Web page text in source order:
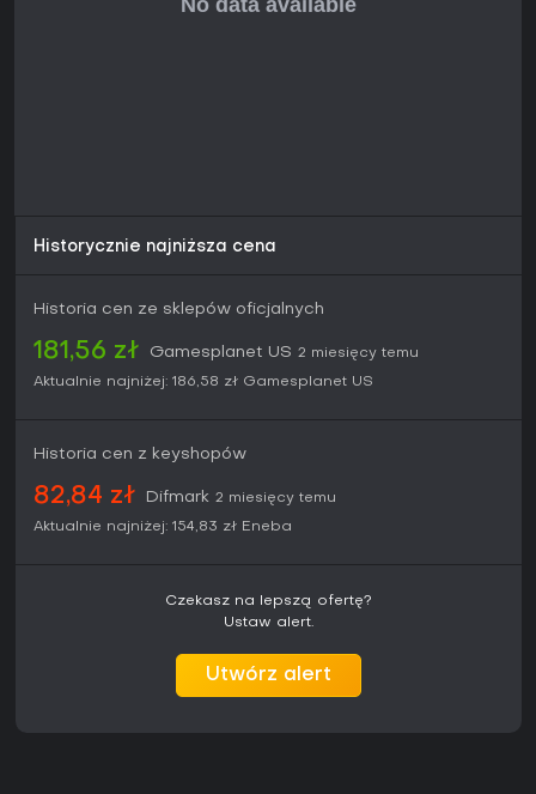
Historycznie najniższa cena
Historia cen ze sklepów oficjalnych
181,56 zł Gamesplanet US 2 miesięcy temu
Aktualnie najniżej: 186,58 zł Gamesplanet US
Historia cen z keyshopów
82,84 zł Difmark 2 miesięcy temu
Aktualnie najniżej: 154,83 zł Eneba
Czekasz na lepszą ofertę?
Ustaw alert.
Utwórz alert